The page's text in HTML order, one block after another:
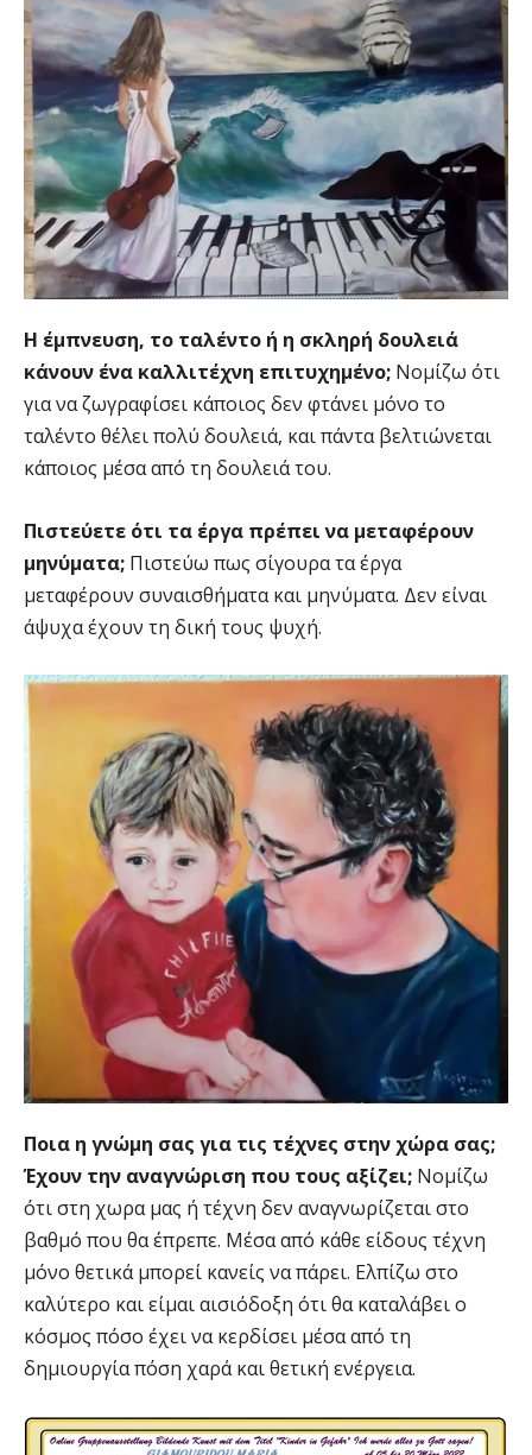
Η έμπνευση, το ταλέντο ή η σκληρή δουλειά
κάνουν ένα καλλιτέχνη επιτυχημένο; Νομίζω ότι
για να ζωγραφίσει κάποιος δεν φτάνει μόνο το
ταλέντο θέλει πολύ δουλειά, και πάντα βελτιώνεται
κάποιος μέσα από τη δουλειά του.
Πιστεύετε ότι τα έργα πρέπει να μεταφέρουν
μηνύματα; Πιστεύω πως σίγουρα τα έργα
μεταφέρουν συναισθήματα και μηνύματα. Δεν είναι
άψυχα έχουν τη δική τους ψυχή.
Ποια η γνώμη σας για τις τέχνες στην χώρα σας;
Έχουν την αναγνώριση που τους αξίζει; Νομίζω
ότι στη χωρα μας ή τέχνη δεν αναγνωρίζεται στο
βαθμό που θα έπρεπε. Μέσα από κάθε είδους τέχνη
μόνο θετικά μπορεί κανείς να πάρει. Ελπίζω στο
καλύτερο και είμαι αισιόδοξη ότι θα καταλάβει ο
κόσμος πόσο έχει να κερδίσει μέσα από τη
δημιουργία πόση χαρά και θετική ενέργεια.